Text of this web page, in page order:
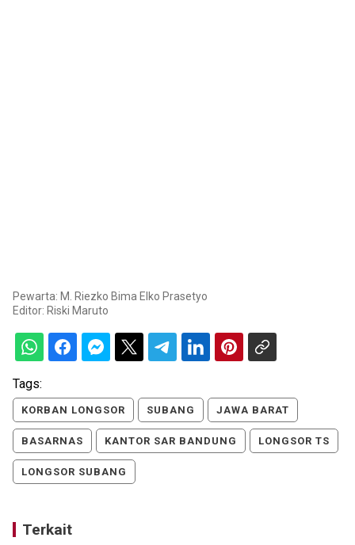
Pewarta: M. Riezko Bima Elko Prasetyo
Editor: Riski Maruto
Tags:
KORBAN LONGSOR SUBANG JAWA BARAT
BASARNAS KANTOR SAR BANDUNG LONGSOR TS
LONGSOR SUBANG
Terkait